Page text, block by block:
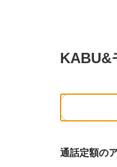
KABU&
通話定額の